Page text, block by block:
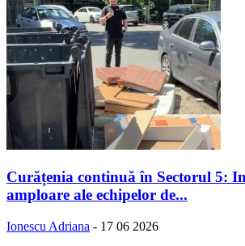
Curățenia continuă în Sectorul 5:
amploare ale echipelor de...
Ionescu Adriana - 17 06 2026